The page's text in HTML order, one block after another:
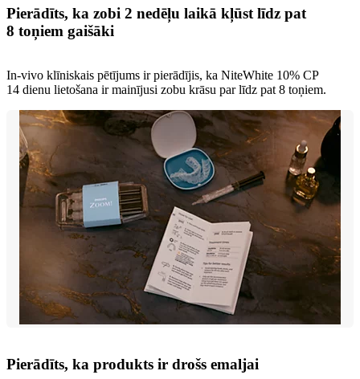
Pierādīts, ka zobi 2 nedēļu laikā kļūst līdz pat
8 toņiem gaišāki
In-vivo klīniskais pētījums ir pierādījis, ka NiteWhite 10% CP
14 dienu lietošana ir mainījusi zobu krāsu par līdz pat 8 toņiem.
Pierādīts, ka produkts ir drošs emaljai